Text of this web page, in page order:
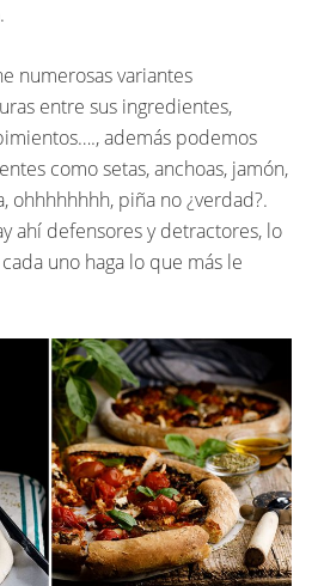
numerosas variantes
entre sus ingredientes,
además podemos
como setas, anchoas, jamón,
ohhhhhhhh, piña no ¿verdad?.
ahí defensores y detractores, lo
uno haga lo que más le